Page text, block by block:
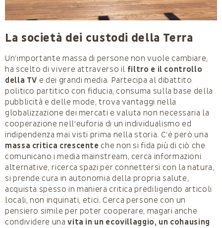
La società dei custodi della Terra
Un’importante massa di persone non vuole cambiare,
ha scelto di vivere attraverso il filtro e il controllo
della TV e dei grandi media. Partecipa al dibattito
politico partitico con fiducia, consuma sulla base della
pubblicità e delle mode, trova vantaggi nella
globalizzazione dei mercati e valuta non necessaria la
cooperazione nell’euforia di un individualismo ed
indipendenza mai visti prima nella storia. C’è però una
massa critica crescente che non si fida più di ciò che
comunicano i media mainstream, cerca informazioni
alternative, ricerca spazi per connettersi con la natura,
si prende cura in autonomia della propria salute,
acquista spesso in maniera critica prediligendo articoli
locali, non inquinati, etici. Cerca persone con un
pensiero simile per poter cooperare, magari anche
condividere unavita in un ecovillaggio, un cohausing